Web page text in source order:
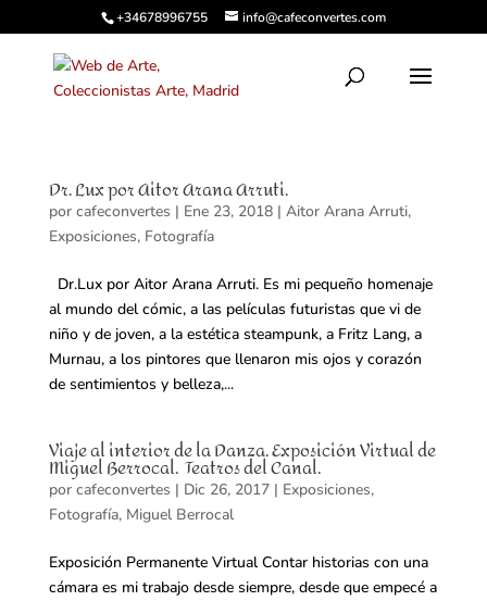
+34678996755 info@cafeconvertes.com
Dr. Lux por Aitor Arana Arruti.
por cafeconvertes | Ene 23, 2018| Aitor Arana Arruti,
Exposiciones, Fotografía
Dr.Lux por Aitor Arana Arruti. Es mi pequeño homenaje
al mundo del cómic, a las películas futuristas que vi de
niño y de joven, a la estética steampunk, a Fritz Lang, a
Murnau, a los pintores que llenaron mis ojos y corazón
de sentimientos y belleza,...
Viaje al interior de la Danza. Exposición Virtual de
Miguel Berrocal. Teatros del Canal.
por cafeconvertes | Dic 26, 2017| Exposiciones,
Fotografía, Miguel Berrocal
Exposición Permanente Virtual Contar historias con una
cámara es mi trabajo desde siempre, desde que empecé a